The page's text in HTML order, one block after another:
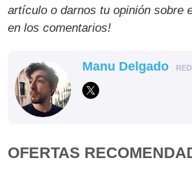
artículo o darnos tu opinión sobre
en los comentarios!
Manu Delgado
OFERTAS